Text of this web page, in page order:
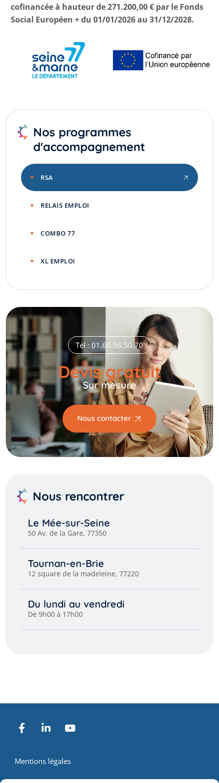
cofinancée à hauteur de 271.200,00 € par le Fonds
Social Européen + du 01/01/2026 au 31/12/2028.
Nos programmes
d'accompagnement
RSA
RELAIS EMPLOI
COMBO 77
XL EMPLOI
Tél : 01.60.56.50.70
Devis gratuit
Sur mesure
Nous contacter
Nous rencontrer
Le Mée-sur-Seine
50 Av. de la Gare, 77350
Tournan-en-Brie
12 square de la madeleine, 77220
Du lundi au vendredi
De 9h00 à 17h00
Mentions légales